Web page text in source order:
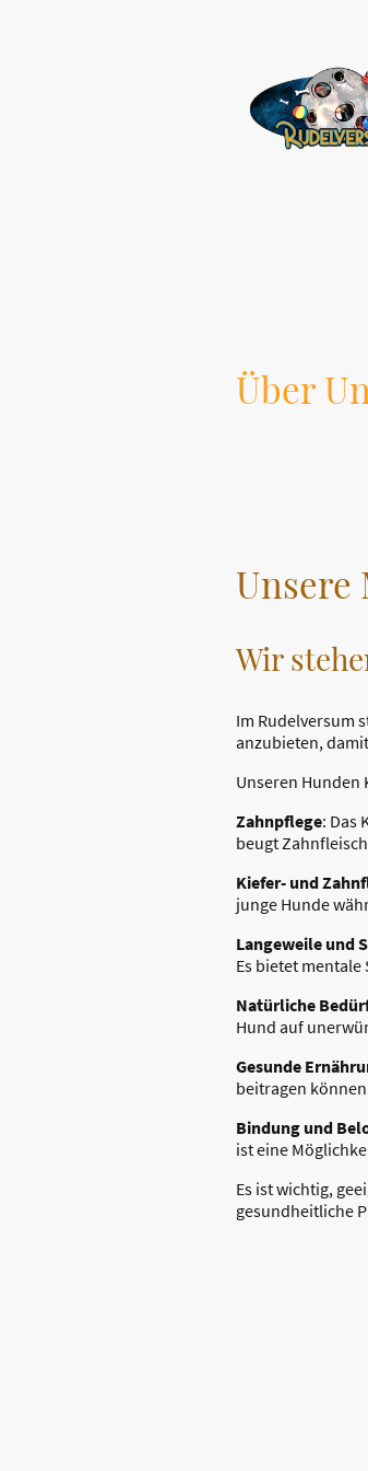
Über
Unsere
Wir
Im Rudelversum
anzubieten,
Unseren
Zahnpflege: Das
beugt
Kiefer- und
junge Hunde
Langeweile und
Es bietet
Natürliche
Hund auf
Gesunde
beitragen
Bindung und
ist eine
Es ist wichtig,
gesundheitliche